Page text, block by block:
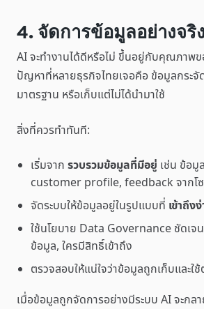
4. จัดการข้อมูลอย่างจริ
AI จะทำงานได้ดีหรือไม่ ขึ้นอยู่กับคุณภาพ
ปัญหาที่หลายธุรกิจไทยเจอคือ ข้อมูลกระจั
มาตรฐาน หรือเก็บแต่ไม่ได้นำมาใช้
สิ่งที่ควรทำทันที:
เริ่มจาก รวบรวมข้อมูลที่มีอยู่ เช่น ข้อมู
customer profile, feedback จากโ
จัดระบบให้ข้อมูลอยู่ในรูปแบบที่ เข้าถึง
ใช้นโยบาย Data Governance ชัดเจน
ข้อมูล, ใครมีสิทธิ์เข้าถึง
ตรวจสอบให้แน่ใจว่าข้อมูลถูกเก็บและใ
เมื่อข้อมูลถูกจัดการอย่างมีระบบ AI จะกล